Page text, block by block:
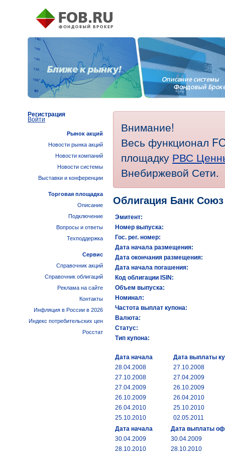
Внимание!
Весь функционал
площадку РВС
Внебиржевой Сети.
Облигация Банк Союз
Эмитент:
Номер выпуска:
Гос. рег. номер:
Дата начала размещения:
Дата окончания размещения:
Дата начала погашения:
Код облигации ISIN:
Объем выпуска:
Номинал:
Частота выплат купона:
Валюта:
Статус:
Тип купона:
Дата начала
Дата выплаты
28.04.2008
27.10.2008
27.10.2008
27.04.2009
27.04.2009
26.10.2009
26.10.2009
26.04.2010
26.04.2010
25.10.2010
25.10.2010
02.05.2011
Дата начала
Дата выплаты
30.04.2009
30.04.2009
28.10.2010
28.10.2010
Регистрация
Войти
Рынок акций
Новости рынка акций
Новости компаний
Новости системы
Выставки и конференции
Торговая площадка
Описание
Подключение
Вопросы и ответы
Техподдержка
Сервис
Справочник акций
Справочник облигаций
Реклама на сайте
Контакты
Инфляция в России в 2026
Индекс потребительских цен
Росстат